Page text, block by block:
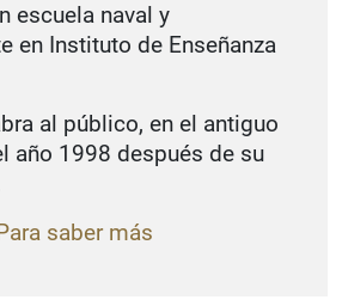
escuela naval y
en Instituto de Enseñanza
al público, en el antiguo
año 1998 después de su
Para saber más